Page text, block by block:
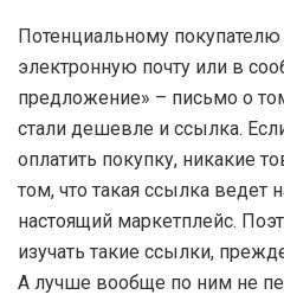
Потенциальному
электронную почту или в
предложение» – письмо о
стали дешевле и ссылка.
оплатить покупку, никакие
том, что такая ссылка ведет
настоящий маркетплейс.
изучать такие ссылки,
А лучше вообще по ним не